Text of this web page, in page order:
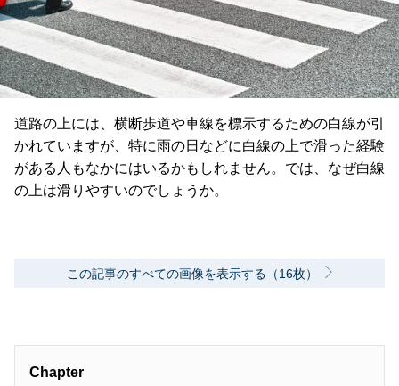
道路の上には、横断歩道や車線を標示するための白線が引
かれていますが、特に雨の日などに白線の上で滑った経験
がある人もなかにはいるかもしれません。では、なぜ白線
の上は滑りやすいのでしょうか。
この記事のすべての画像を表示する（16枚）
Chapter